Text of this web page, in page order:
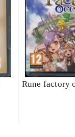
Rune factory